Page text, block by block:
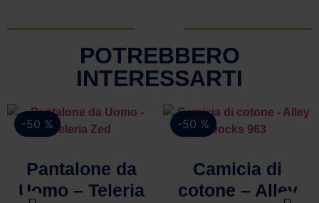
POTREBBERO
INTERESSARTI
-50 %
Pantalone da
Uomo – Teleria
-50 %
Camicia di
cotone – Alley